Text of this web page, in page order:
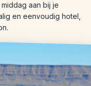
aan bij je
en eenvoudig hotel,